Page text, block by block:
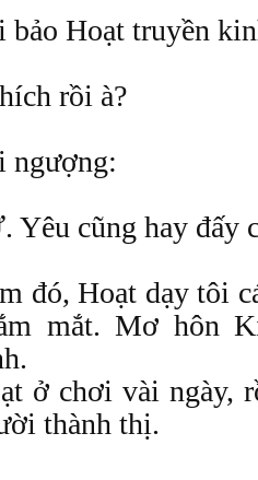
bảo Hoạt truyền
rồi à?
ngượng:
Yêu cũng hay đấy
đó, Hoạt dạy tôi
mắt. Mơ hôn
ở chơi vài ngày,
thành thị.